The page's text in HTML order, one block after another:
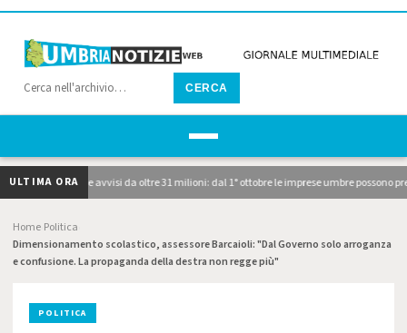
CERCA
ULTIMA ORAi due avvisi da oltre 31 milioni: dal 1° ottobre le imprese umbre possono
Home Politica
Dimensionamento scolastico, assessore Barcaioli: "Dal Governo solo arroganza
e confusione. La propaganda della destra non regge più"
POLITICA